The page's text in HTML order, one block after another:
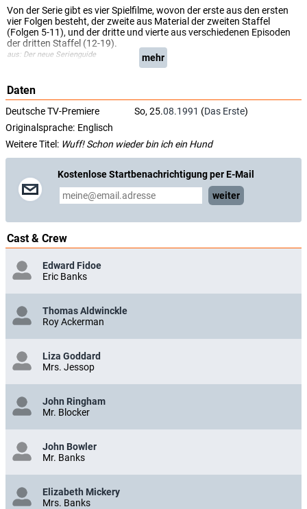
Von der Serie gibt es vier Spielfilme, wovon der erste aus den ersten
vier Folgen besteht, der zweite aus Material der zweiten Staffel
(Folgen 5-11), und der dritte und vierte aus verschiedenen Episoden
der dritten Staffel (12-19).
aus: Der neue Serienguide mehr
Daten
Deutsche TV-Premiere So, 25.08.1991 (Das Erste)
Originalsprache: Englisch
Weitere Titel: Wuff! Schon wieder bin ich ein Hund
Kostenlose Startbenachrichtigung per E-Mail
weiter
Cast & Crew
Edward Fidoe
Eric Banks
Thomas Aldwinckle
Roy Ackerman
Liza Goddard
Mrs. Jessop
John Ringham
Mr. Blocker
John Bowler
Mr. Banks
Elizabeth Mickery
Mrs. Banks